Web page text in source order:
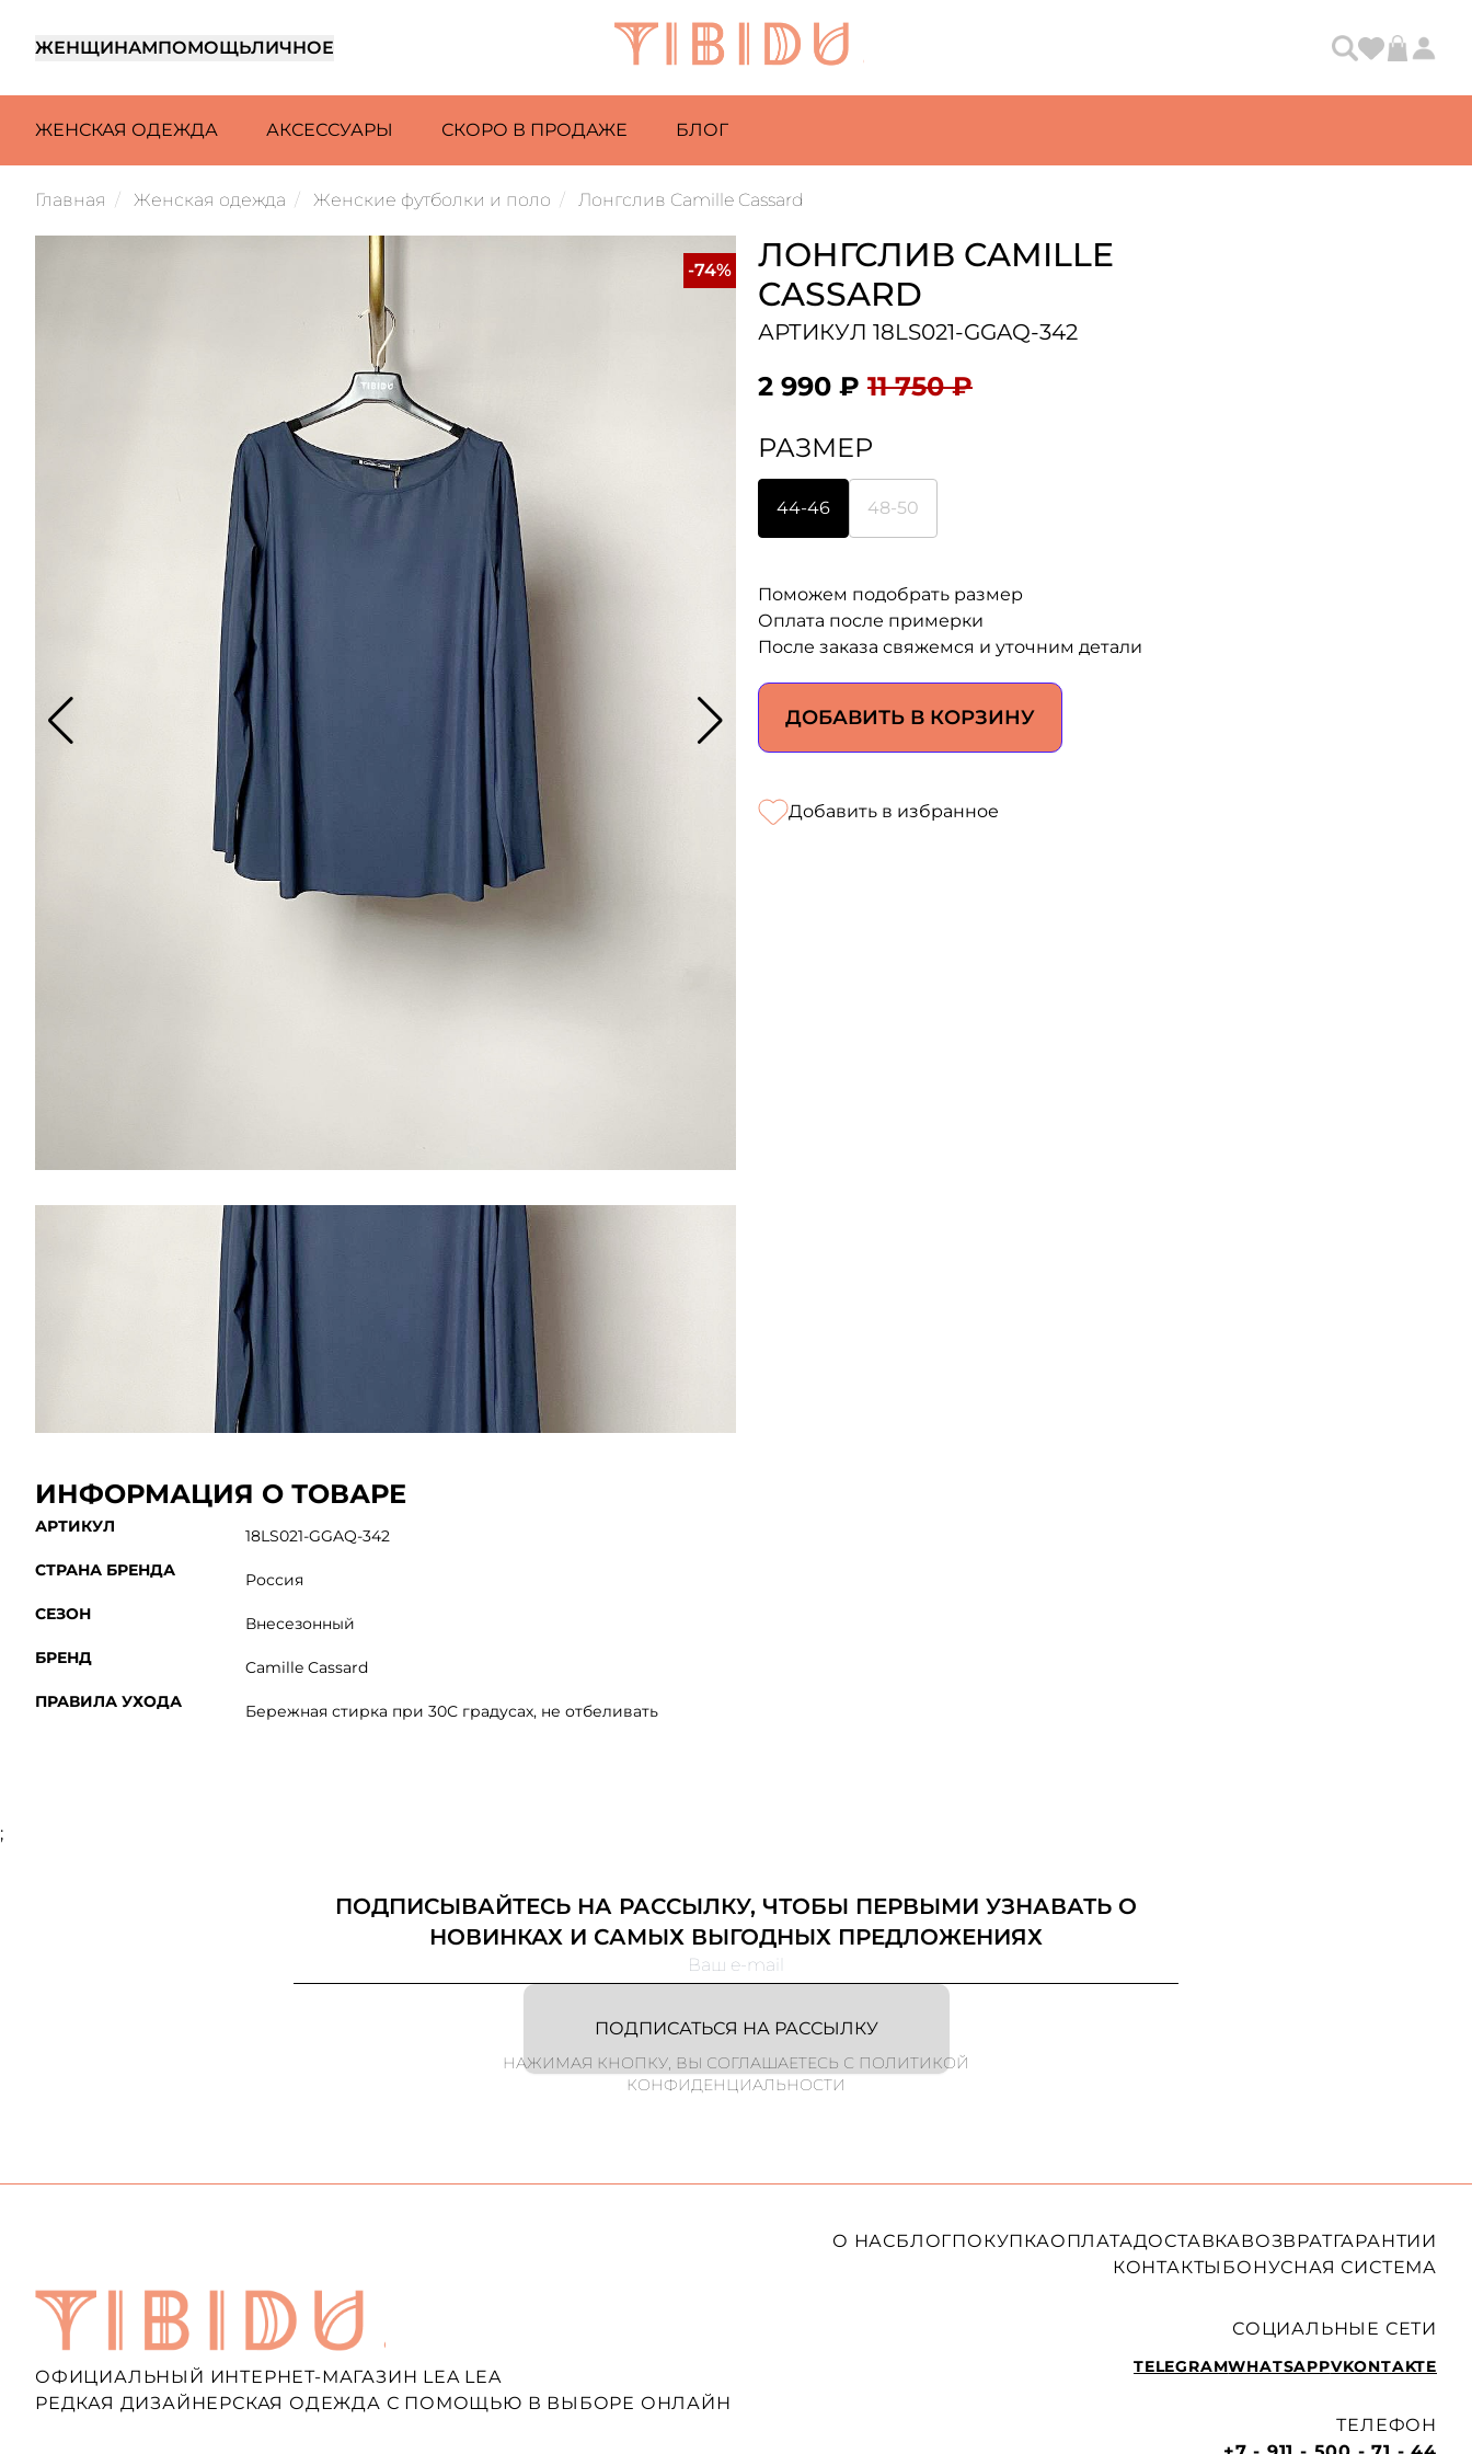
ЖЕНЩИНАМПОМОЩЬЛИЧНОЕ
ЖЕНСКАЯ ОДЕЖДА АКСЕССУАРЫ СКОРО В ПРОДАЖЕ БЛОГ
Главная Женская одежда Женские футболки и поло Лонгслив Camille Cassard
-74%
ЛОНГСЛИВ CAMILLE
CASSARD
АРТИКУЛ 18LS021-GGAQ-342
2 990 ₽ 11 750 ₽
РАЗМЕР
44-46 48-50
Поможем подобрать размер
Оплата после примерки
После заказа свяжемся и уточним детали
ДОБАВИТЬ В КОРЗИНУ
Добавить в избранное
ИНФОРМАЦИЯ О ТОВАРЕ
АРТИКУЛ
18LS021-GGAQ-342
СТРАНА БРЕНДА
Россия
СЕЗОН
Внесезонный
БРЕНД
Camille Cassard
ПРАВИЛА УХОДА
Бережная стирка при 30С градусах, не отбеливать
;
ПОДПИСЫВАЙТЕСЬ НА РАССЫЛКУ, ЧТОБЫ ПЕРВЫМИ УЗНАВАТЬ О
НОВИНКАХ И САМЫХ ВЫГОДНЫХ ПРЕДЛОЖЕНИЯХ
ПОДПИСАТЬСЯ НА РАССЫЛКУ
НАЖИМАЯ КНОПКУ, ВЫ СОГЛАШАЕТЕСЬ С ПОЛИТИКОЙ
КОНФИДЕНЦИАЛЬНОСТИ
ОФИЦИАЛЬНЫЙ ИНТЕРНЕТ-МАГАЗИН LEA LEA
РЕДКАЯ ДИЗАЙНЕРСКАЯ ОДЕЖДА С ПОМОЩЬЮ В ВЫБОРЕ ОНЛАЙН
О НАСБЛОГПОКУПКАОПЛАТАДОСТАВКАВОЗВРАТГАРАНТИИ
КОНТАКТЫ БОНУСНАЯ СИСТЕМА
СОЦИАЛЬНЫЕ СЕТИ
TELEGRAMWHATSAPPVKONTAKTE
ТЕЛЕФОН